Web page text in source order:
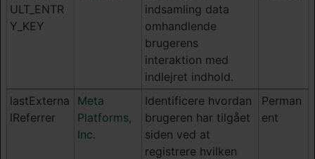
ULT_ENTR
Y_KEY
indsamling data
omhandlende
brugerens
interaktion med
indlejret indhold.
lastExterna
lReferrer
Meta
Platforms,
Inc.
Identificere hvordan
brugeren har tilgået
siden ved at
registrere hvilken
Perman
ent